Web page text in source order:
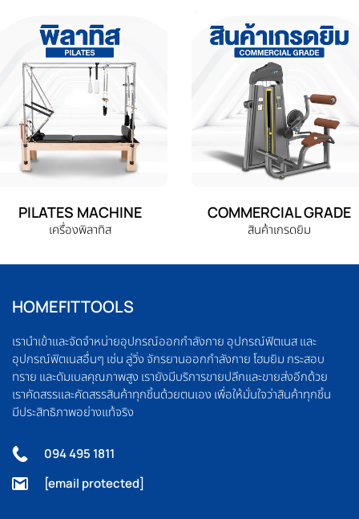
PILATES MACHINE
เครื่องพิลาทิส
COMMERCIAL GRADE
สินค้าเกรดยิม
HOMEFITTOOLS
เรานำเข้าและจัดจำหน่ายอุปกรณ์ออกกำลังกาย อุปกรณ์ฟิตเนส และ
อุปกรณ์ฟิตเนสอื่นๆ เช่น ลู่วิ่ง จักรยานออกกำลังกาย โฮมยิม กระสอบ
ทราย และดัมเบลคุณภาพสูง เรายังมีบริการขายปลีกและขายส่งอีกด้วย
เราคัดสรรและคัดสรรสินค้าทุกชิ้นด้วยตนเอง เพื่อให้มั่นใจว่าสินค้าทุกชิ้น
มีประสิทธิภาพอย่างแท้จริง
094 495 1811
[email protected]